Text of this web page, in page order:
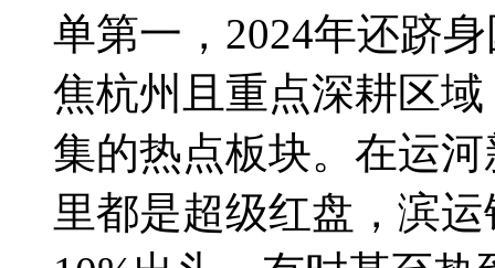
单第一，2024年还跻
焦杭州且重点深耕区
集的热点板块。在运
里都是超级红盘，滨